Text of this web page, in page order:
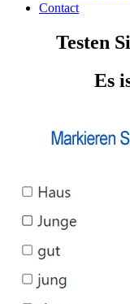
Contact
Testen
Es